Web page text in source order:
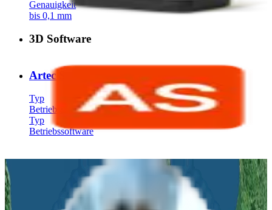
Genauigkeit
bis 0,1 mm
3D Software
Artec Studio
Typ
Betriebssoftware
Typ
Betriebssoftware
Angebots- und Beratungsanfrage
Nennen Sie uns Ihr Anliegen und wir melden uns innerhalb von24
Stunden
mit unserer Empfehlung oder einem Angebot zurück!